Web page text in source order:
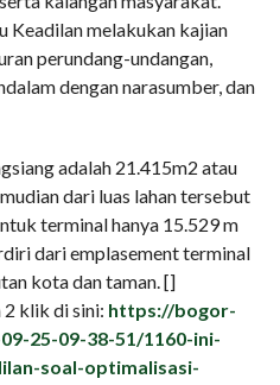
Keadilan melakukan kajian
perundang-undangan,
dengan narasumber, dan
adalah 21.415m2 atau
dari luas lahan tersebut
terminal hanya 15.529 m
dari emplasement terminal
kota dan taman. []
klik di sini: https://bogor-
25-09-38-51/1160-ini-
soal-optimalisasi-